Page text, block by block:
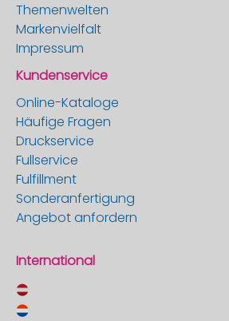
Themenwelten
Markenvielfalt
Impressum
Kundenservice
Online-Kataloge
Häufige Fragen
Druckservice
Fullservice
Fulfillment
Sonderanfertigung
Angebot anfordern
International